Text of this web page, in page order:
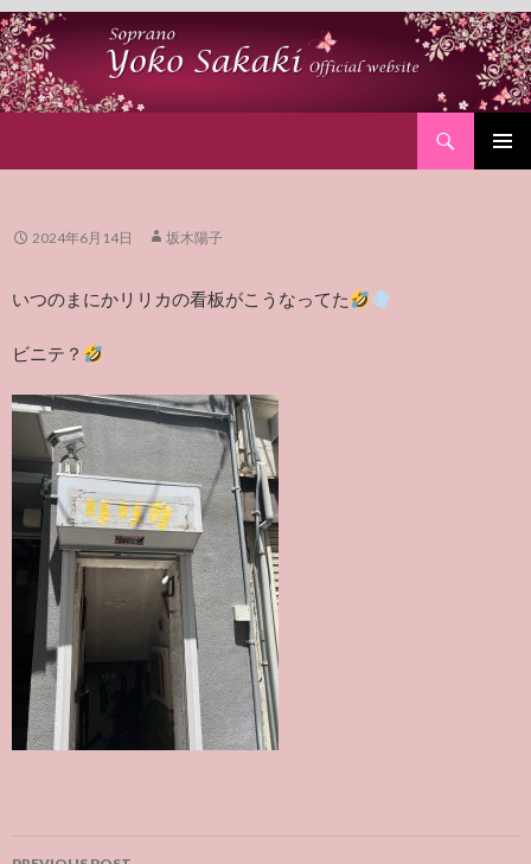
2024年6月14日 坂木陽子
いつのまにかリリカの看板がこうなってた
ビニテ？
Post